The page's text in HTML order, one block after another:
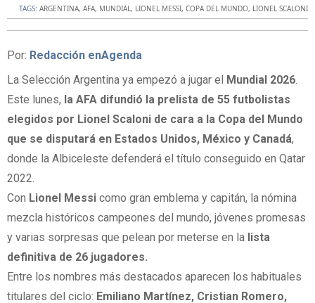
TAGS: ARGENTINA, AFA, MUNDIAL, LIONEL MESSI, COPA DEL MUNDO, LIONEL SCALONI
Por: Redacción enAgenda
La Selección Argentina ya empezó a jugar el
Mundial 2026.
Este lunes, la AFA difundió la prelista de 55 futbolistas
elegidos por Lionel Scaloni de cara a la Copa del Mundo
que se disputará en Estados Unidos, México y Canadá,
donde la Albiceleste defenderá el título conseguido en Qatar
2022.
Con Lionel Messi como gran emblema y capitán, la nómina
mezcla históricos campeones del mundo, jóvenes promesas
y varias sorpresas que pelean por meterse en la lista
definitiva de 26 jugadores.
Entre los nombres más destacados aparecen los habituales
titulares del ciclo: Emiliano Martínez, Cristian Romero,